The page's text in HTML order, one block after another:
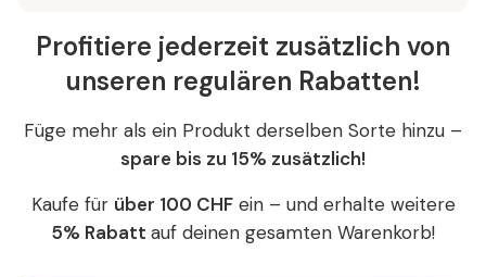
Profitiere jederzeit zusätzlich von
unseren regulären Rabatten!
Füge mehr als ein Produkt derselben Sorte hinzu –
spare bis zu 15% zusätzlich!
Kaufe für über 100 CHFein – und erhalte weitere
5% Rabatt auf deinen gesamten Warenkorb!